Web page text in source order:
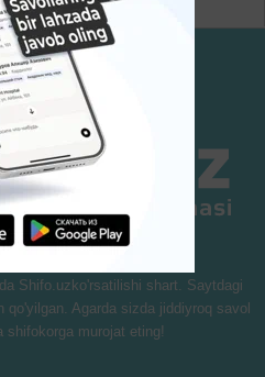
Shifo.uzko'rsatilishi shart. Saytdagi
qo'yilgan. Agarda sizda jiddiyroq savol
shifokorga murojat eting!